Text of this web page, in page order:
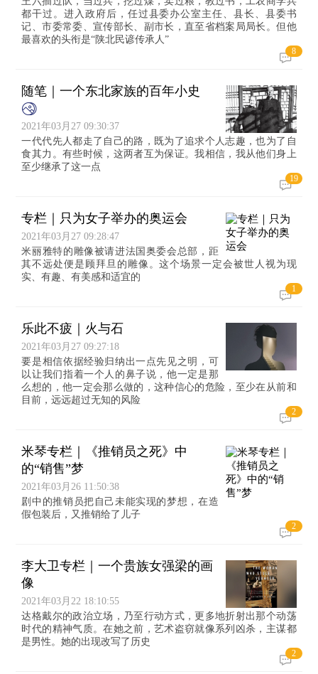
都干过。进入政府后，任过县委办公室主任、县长、县委书
记、市委常委、宣传部长、副市长，直至省档案局局长。但他
最喜欢的头衔是“陕北民谚传承人”
8
随笔｜一个东北家族的百年小史
2021年03月27 09:30:37
一代代先人都走了自己的路，既为了追求个人志趣，也为了自
食其力。有些时候，这两者互为保证。我相信，我从他们身上
至少继承了这一点
19
专栏｜只为女子举办的奥运会
2021年03月27 09:28:47
米丽雅特的雕像被请进法国奥委会总部，距
其不远处便是顾拜旦的雕像。这个场景一定会被世人视为现
实、有趣、有美感和适宜的
1
乐此不疲｜火与石
2021年03月27 09:27:18
要是相信依据经验归纳出一点先见之明，可
以让我们指着一个人的鼻子说，他一定是那
么想的，他一定会那么做的，这种信心的危险，至少在从前和
目前，远远超过无知的风险
2
米琴专栏｜《推销员之死》中
的“销售”梦
2021年03月26 11:50:38
剧中的推销员把自己未能实现的梦想，在造
假包装后，又推销给了儿子
2
李大卫专栏｜一个贵族女强梁的画
像
2021年03月22 18:10:55
达格戴尔的政治立场，乃至行动方式，更多地折射出那个动荡
时代的精神气质。在她之前，艺术盗窃就像系列凶杀，主谋都
是男性。她的出现改写了历史
2